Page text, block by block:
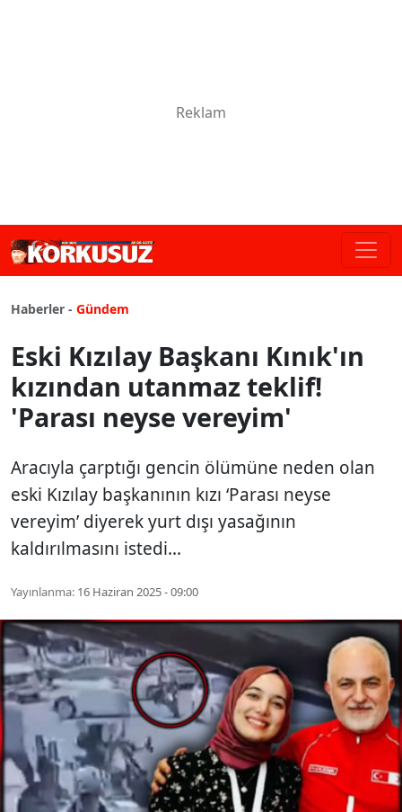
Haberler - Gündem
Eski Kızılay Başkanı Kınık'ın
kızından utanmaz teklif!
'Parası neyse vereyim'
Aracıyla çarptığı gencin ölümüne neden olan
eski Kızılay başkanının kızı ‘Parası neyse
vereyim’ diyerek yurt dışı yasağının
kaldırılmasını istedi...
Yayınlanma: 16 Haziran 2025 - 09:00